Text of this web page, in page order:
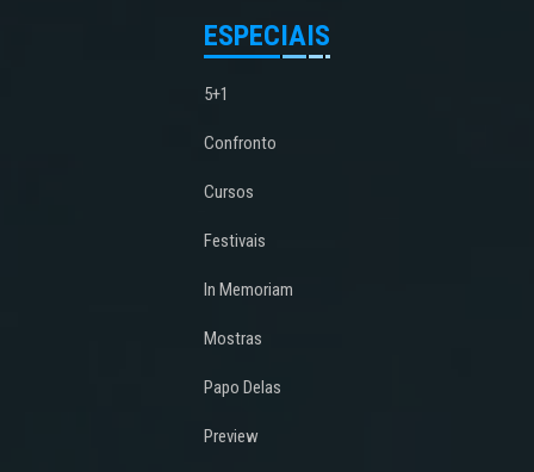
ESPECIAIS
5+1
Confronto
Cursos
Festivais
In Memoriam
Mostras
Papo Delas
Preview